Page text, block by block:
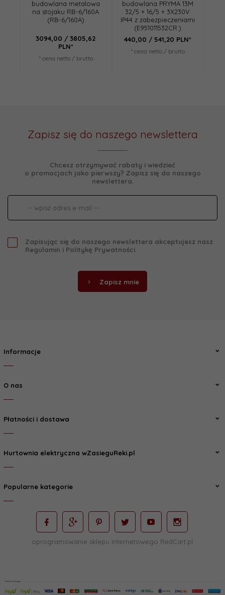
budowlana metalowa
na stojaku RB-6/160A
(RB-6/160A)
3094,00 / 3805,62
PLN*
* cena netto / brutto
budowlana PRYMA 13M
32/5 + 16/5 + 3X230V
IP44 z zabezpieczeniami
(E951011532CR.)
440,00 / 541,20 PLN*
* cena netto / brutto
Zapisz się do naszego newslettera
Chcesz otrzymywać rabaty i wiedzieć
o promocjach jako pierwszy? Zapisz się do naszego
newslettera.
Zapisując się do naszego newslettera akceptujesz nasz
Regulamin i Politykę Prywatności.
Zapisz mnie
Informacje
O nas
Płatności i dostawa
Hurtownia elektryczna wZasieguReki.pl
Popularne kategorie
oprogramowanie sklepu internetowego RedCart.pl